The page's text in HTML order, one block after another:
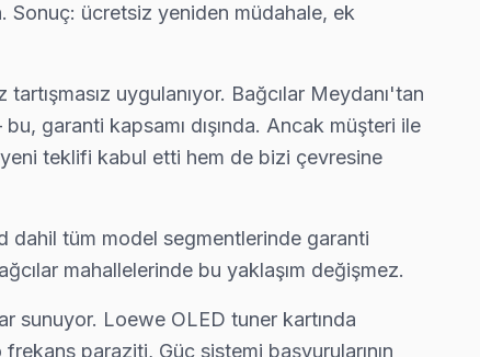
Sonuç: ücretsiz yeniden müdahale, ek
uygulanıyor. Bağcılar Meydanı'tan
garanti kapsamı dışında. Ancak müşteri ile
yeni teklifi kabul etti hem de bizi çevresine
dahil tüm model segmentlerinde garanti
mahallelerinde bu yaklaşım değişmez.
sunuyor. Loewe OLED tuner kartında
paraziti, Güç sistemi başvurularının